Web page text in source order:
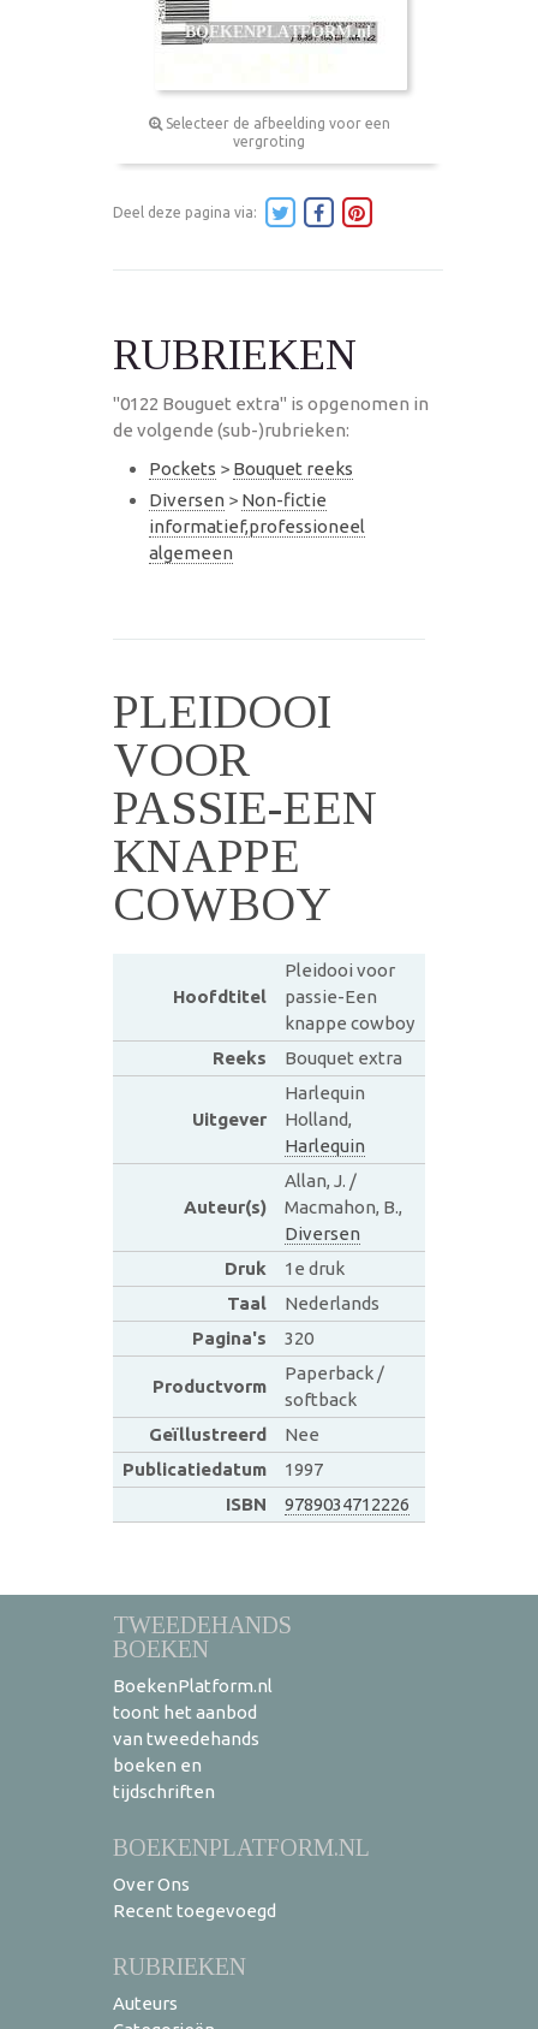
Selecteer de afbeelding voor een
vergroting
Deel deze pagina via:
RUBRIEKEN
"0122 Bouguet extra" is opgenomen in
de volgende (sub-)rubrieken:
Pockets > Bouquet reeks
Diversen > Non-fictie
informatief,professioneel
algemeen
PLEIDOOI
VOOR
PASSIE-EEN
KNAPPE
COWBOY
Hoofdtitel
Pleidooi voor
passie-Een
knappe cowboy
Reeks
Bouquet extra
Uitgever
Harlequin
Holland,
Harlequin
Auteur(s)
Allan, J. /
Macmahon, B.,
Diversen
Druk
1e druk
Taal
Nederlands
Pagina's
320
Productvorm
Paperback /
softback
Geïllustreerd
Nee
Publicatiedatum
1997
ISBN
9789034712226
TWEEDEHANDS
BOEKEN
BoekenPlatform.nl
toont het aanbod
van tweedehands
boeken en
tijdschriften
BOEKENPLATFORM.NL
Over Ons
Recent toegevoegd
RUBRIEKEN
Auteurs